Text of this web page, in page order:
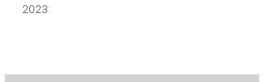
2023: